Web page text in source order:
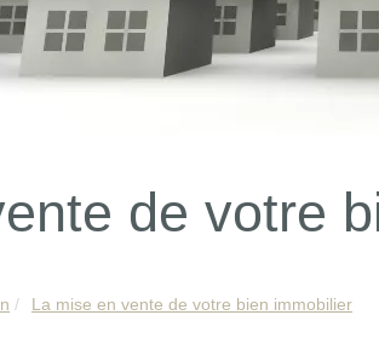
de votre
La mise en vente de votre bien immobilier